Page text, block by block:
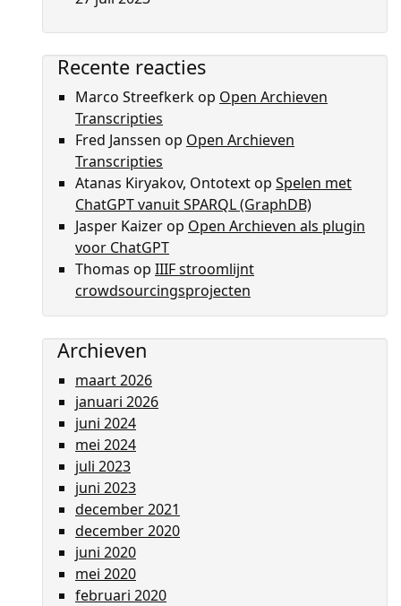
Recente reacties
Marco Streefkerkop Open Archieven
Transcripties
Fred Janssen op Open Archieven
Transcripties
Atanas Kiryakov, Ontotextop Spelen met
ChatGPT vanuit SPARQL (GraphDB)
Jasper Kaizerop Open Archieven als plugin
voor ChatGPT
Thomas op IIIF stroomlijnt
crowdsourcingsprojecten
Archieven
maart 2026
januari 2026
juni 2024
mei 2024
juli 2023
juni 2023
december 2021
december 2020
juni 2020
mei 2020
februari 2020